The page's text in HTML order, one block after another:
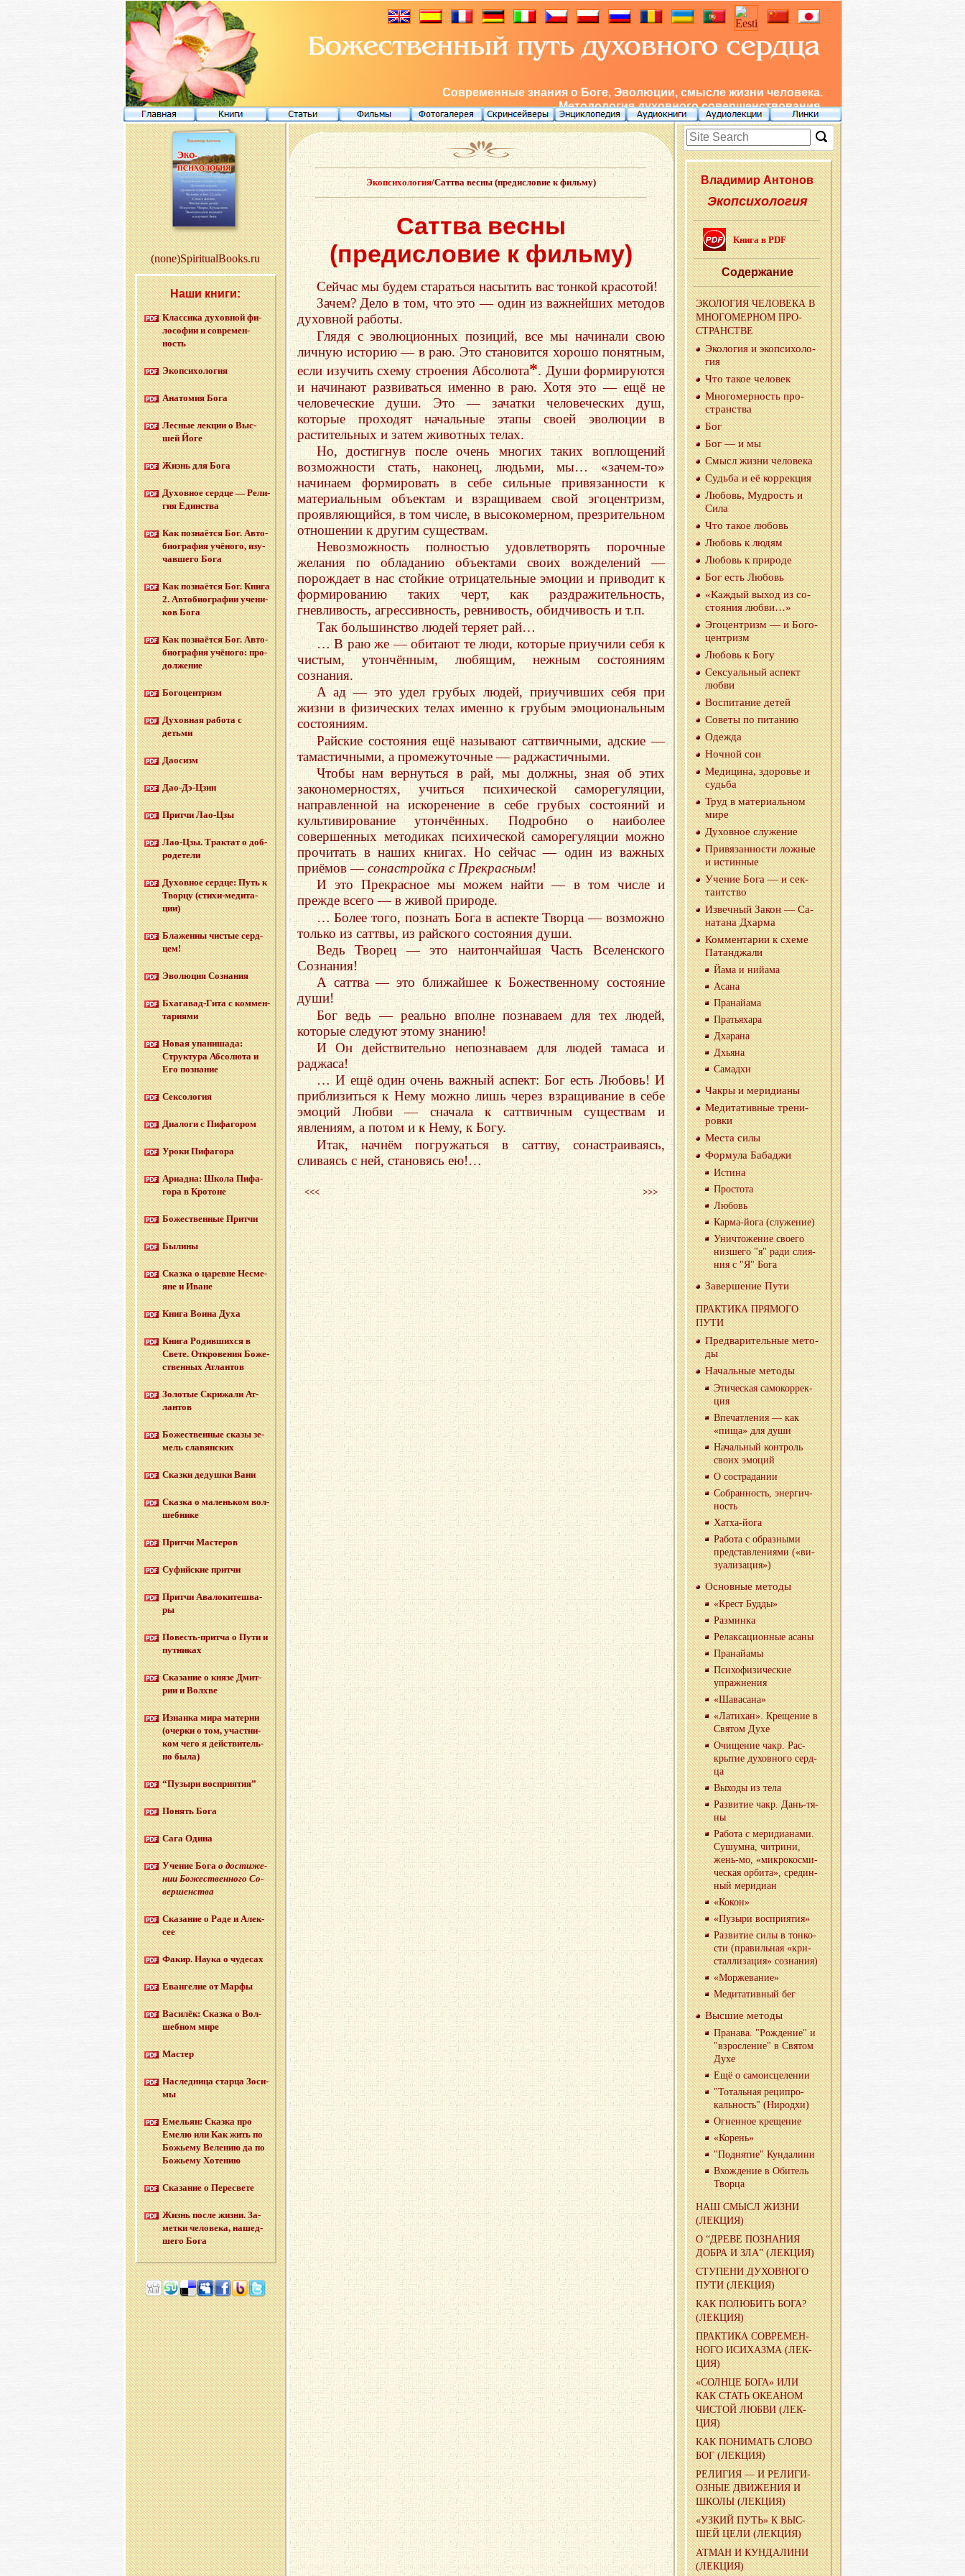
Современные знания о Боге, Эволюции, смысле жизни человека.
Методология духовного совершенствования.
Экопсихология/Саттва весны (предисловие к фильму)
Саттва весны
(предисловие к фильму)
Сейчас мы будем стараться насытить вас тонкой красотой!
Зачем? Дело в том, что это — один из важнейших методов
духовной работы.
Глядя с эволюционных позиций, все мы начинали свою
личную историю — в раю. Это становится хорошо понятным,
если изучить схему строения Абсолюта*. Души формируются
и начинают развиваться именно в раю. Хотя это — ещё не
человеческие души. Это — зачатки человеческих душ,
которые проходят начальные этапы своей эволюции в
растительных и затем животных телах.
Но, достигнув после очень многих таких воплощений
возможности стать, наконец, людьми, мы… «зачем-то»
начинаем формировать в себе сильные привязанности к
материальным объектам и взращиваем свой эгоцентризм,
проявляющийся, в том числе, в высокомерном, презрительном
отношении к другим существам.
Невозможность полностью удовлетворять порочные
желания по обладанию объектами своих вожделений —
порождает в нас стойкие отрицательные эмоции и приводит к
формированию таких черт, как раздражительность,
гневливость, агрессивность, ревнивость, обидчивость и т.п.
Так большинство людей теряет рай…
… В раю же — обитают те люди, которые приучили себя к
чистым, утончённым, любящим, нежным состояниям
сознания.
А ад — это удел грубых людей, приучивших себя при
жизни в физических телах именно к грубым эмоциональным
состояниям.
Райские состояния ещё называют саттвичными, адские —
тамастичными, а промежуточные — раджастичными.
Чтобы нам вернуться в рай, мы должны, зная об этих
закономерностях, учиться психической саморегуляции,
направленной на искоренение в себе грубых состояний и
культивирование утончённых. Подробно о наиболее
совершенных методиках психической саморегуляции можно
прочитать в наших книгах. Но сейчас — один из важных
приёмов —сонастройка с Прекрасным!
И это Прекрасное мы можем найти — в том числе и
прежде всего — в живой природе.
… Более того, познать Бога в аспекте Творца — возможно
только из саттвы, из райского состояния души.
Ведь Творец — это наитончайшая Часть Вселенского
Сознания!
А саттва — это ближайшее к Божественному состояние
души!
Бог ведь — реально вполне познаваем для тех людей,
которые следуют этому знанию!
И Он действительно непознаваем для людей тамаса и
раджаса!
… И ещё один очень важный аспект: Бог есть Любовь! И
приблизиться к Нему можно лишь через взращивание в себе
эмоций Любви — сначала к саттвичным существам и
явлениям, а потом и к Нему, к Богу.
Итак, начнём погружаться в саттву, сонастраиваясь,
сливаясь с ней, становясь ею!…
<<< >>>
Вла­ди­мир Ан­то­нов
Экопсихология
Книга в PDF
Со­дер­жа­ние
ЭКО­ЛО­ГИЯ ЧЕ­ЛО­ВЕ­КА В
МНО­ГО­МЕР­НОМ ПРО­
СТРАН­СТВЕ
Эко­ло­гия и эко­пси­хо­ло­
гия
Что такое че­ло­век
Мно­го­мер­ность про­
стран­ства
Бог
Бог — и мы
Смысл жизни че­ло­ве­ка
Судь­ба и её кор­рек­ция
Лю­бовь, Муд­рость и
Сила
Что такое лю­бовь
Лю­бовь к людям
Лю­бовь к при­ро­де
Бог есть Лю­бовь
«Каж­дый выход из со­
сто­я­ния любви…»
Эго­цен­тризм — и Бо­го­
цен­тризм
Лю­бовь к Богу
Сек­су­аль­ный ас­пект
любви
Вос­пи­та­ние детей
Со­ве­ты по пи­та­нию
Одеж­да
Ноч­ной сон
Ме­ди­ци­на, здо­ро­вье и
судь­ба
Труд в ма­те­ри­аль­ном
мире
Ду­хов­ное слу­же­ние
При­вя­зан­но­сти лож­ные
и ис­тин­ные
Уче­ние Бога — и сек­
тант­ство
Из­веч­ный Закон — Са­
на­та­на Дхар­ма
Ком­мен­та­рии к схеме
Па­тан­джа­ли
Йама и нийа­ма
Асана
Пра­найа­ма
Пра­тья­ха­ра
Дха­ра­на
Дхья­на
Са­ма­д­хи
Чакры и ме­ри­ди­а­ны
Ме­ди­та­тив­ные тре­ни­
ров­ки
Места силы
Фор­му­ла Ба­ба­джи
Ис­ти­на
Про­сто­та
Лю­бовь
Кар­ма-йо­га (слу­же­ние)
Уни­что­же­ние сво­е­го
низ­ше­го "я" ради сли­я­
ния с "Я" Бога
За­вер­ше­ние Пути
ПРАК­ТИ­КА ПРЯ­МО­ГО
ПУТИ
Пред­ва­ри­тель­ные ме­то­
ды
На­чаль­ные ме­то­ды
Эти­че­ская са­мо­кор­рек­
ция
Впе­чат­ле­ния — как
«пища» для души
На­чаль­ный кон­троль
своих эмо­ций
О со­стра­да­нии
Со­бран­ность, энер­гич­
ность
Хатха-йо­га
Ра­бо­та с об­раз­ны­ми
пред­став­ле­ни­я­ми («ви­
зу­а­ли­за­ция»)
Ос­нов­ные ме­то­ды
«Крест Будды»
Раз­мин­ка
Ре­лак­са­ци­он­ные асаны
Пра­най­а­мы
Пси­хо­фи­зи­че­ские
упраж­не­ния
«Ша­ва­са­на»
«Ла­ти­хан». Кре­ще­ние в
Свя­том Духе
Очи­ще­ние чакр. Рас­
кры­тие ду­хов­но­го серд­
ца
Вы­хо­ды из тела
Раз­ви­тие чакр. Дань-тя­
ны
Ра­бо­та с ме­ри­ди­а­на­ми.
Су­шум­на, чит­ри­ни,
жень-мо, «мик­ро­кос­ми­
че­ская ор­би­та», сре­дин­
ный ме­ри­ди­ан
«Кокон»
«Пу­зы­ри вос­при­я­тия»
Раз­ви­тие силы в тон­ко­
сти (пра­виль­ная «кри­
стал­ли­за­ция» со­зна­ния)
«Мор­же­ва­ние»
Ме­ди­та­тив­ный бег
Выс­шие ме­то­ды
Пра­на­ва. "Рож­де­ние" и
"взрос­ле­ние" в Свя­том
Духе
Ещё о са­мо­ис­це­ле­нии
"То­таль­ная ре­ци­про­
каль­ность" (Ни­род­хи)
Ог­нен­ное кре­ще­ние
«Ко­рень»
"Под­ня­тие" Кун­да­ли­ни
Вхож­де­ние в Оби­тель
Твор­ца
НАШ СМЫСЛ ЖИЗНИ
(ЛЕК­ЦИЯ)
О “ДРЕВЕ ПО­ЗНА­НИЯ
ДОБРА И ЗЛА” (ЛЕК­ЦИЯ)
СТУ­ПЕ­НИ ДУ­ХОВ­НО­ГО
ПУТИ (ЛЕК­ЦИЯ)
КАК ПО­ЛЮ­БИТЬ БОГА?
(ЛЕК­ЦИЯ)
ПРАК­ТИ­КА СО­ВРЕ­МЕН­
НО­ГО ИС­И­ХАЗ­МА (ЛЕК­
ЦИЯ)
«СОЛН­ЦЕ БОГА» ИЛИ
КАК СТАТЬ ОКЕ­А­НОМ
ЧИ­СТОЙ ЛЮБВИ (ЛЕК­
ЦИЯ)
КАК ПО­НИ­МАТЬ СЛОВО
БОГ (ЛЕК­ЦИЯ)
РЕ­ЛИ­ГИЯ — И РЕ­ЛИ­ГИ­
ОЗ­НЫЕ ДВИ­ЖЕ­НИЯ И
ШКОЛЫ (ЛЕК­ЦИЯ)
«УЗКИЙ ПУТЬ» К ВЫС­
ШЕЙ ЦЕЛИ (ЛЕК­ЦИЯ)
АТМАН И КУН­ДА­ЛИ­НИ
(ЛЕК­ЦИЯ)
(none)SpiritualBooks.ru
Наши книги:
Клас­си­ка ду­хов­ной фи­
ло­со­фии и со­вре­мен­
ность
Эко­пси­хо­ло­гия
Ана­то­мия Бога
Лес­ные лек­ции о Выс­
шей Йоге
Жизнь для Бога
Ду­хов­ное серд­це — Ре­ли­
гия Един­ства
Как по­зна­ёт­ся Бог. Ав­то­
био­гра­фия учё­но­го, изу­
чав­ше­го Бога
Как по­зна­ёт­ся Бог. Книга
2. Ав­то­био­гра­фии уче­ни­
ков Бога
Как по­зна­ёт­ся Бог. Ав­то­
био­гра­фия учё­но­го: про­
дол­же­ние
Бо­го­цен­тризм
Ду­хов­ная ра­бо­та с
детьми
Дао­сизм
Дао-Дэ-Цзин
Прит­чи Лао-Цзы
Лао-Цзы. Трак­тат о доб­
ро­де­те­ли
Ду­хов­ное серд­це: Путь к
Твор­цу (сти­хи-ме­ди­та­
ции)
Бла­жен­ны чи­стые серд­
цем!
Эво­лю­ция Со­зна­ния
Бха­га­вад-Ги­та с ком­мен­
та­ри­я­ми
Новая упа­ни­ша­да:
Струк­ту­ра Аб­со­лю­та и
Его по­зна­ние
Сек­со­ло­гия
Диа­ло­ги с Пи­фа­го­ром
Уроки Пи­фа­го­ра
Ари­ад­на: Школа Пи­фа­
го­ра в Кро­тоне
Бо­же­ствен­ные Прит­чи
Бы­ли­ны
Сказ­ка о ца­ревне Несме­
яне и Иване
Книга Воина Духа
Книга Ро­див­ших­ся в
Свете. От­кро­ве­ния Бо­же­
ствен­ных Ат­лан­тов
Зо­ло­тые Cкри­жа­ли Ат­
лан­тов
Бо­же­ствен­ные сказы зе­
мель сла­вян­ских
Сказ­ки де­душ­ки Вани
Сказ­ка о ма­лень­ком вол­
шеб­ни­ке
Прит­чи Ма­сте­ров
Су­фий­ские прит­чи
Прит­чи Ава­ло­ки­те­шва­
ры
По­весть-прит­ча о Пути и
пут­ни­ках
Ска­за­ние о князе Дмит­
рии и Волх­ве
Из­нан­ка мира ма­те­рии
(очер­ки о том, участ­ни­
ком чего я дей­стви­тель­
но была)
“Пу­зы­ри вос­при­я­тия”
По­нять Бога
Сага Одина
Уче­ние Богао до­сти­же­
нии Бо­же­ствен­но­го Со­
вер­шен­ства
Ска­за­ние о Раде и Алек­
сее
Факир. Наука о чу­де­сах
Еван­ге­лие от Марфы
Ва­си­лёк: Сказ­ка о Вол­
шеб­ном мире
Ма­стер
На­след­ни­ца стар­ца Зо­си­
мы
Еме­льян: Сказ­ка про
Емелю или Как жить по
Бо­жье­му Ве­ле­нию да по
Бо­жье­му Хо­те­нию
Ска­за­ние о Пе­ре­све­те
Жизнь после жизни. За­
мет­ки че­ло­ве­ка, на­шед­
ше­го Бога